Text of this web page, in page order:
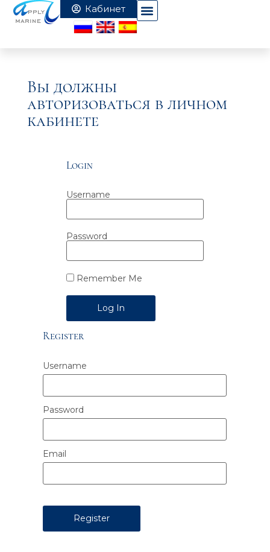
Вы должны
авторизоваться в личном
кабинете
Login
Username
Password
Remember Me
Alternative:
Register
Username
Password
Email